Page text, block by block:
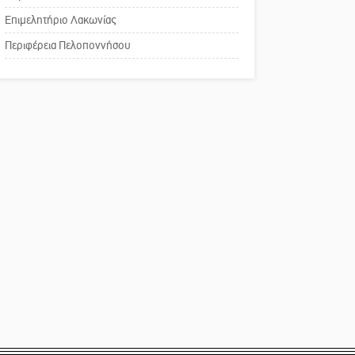
επιδοτούμενες θέσεις στο
πρόγραμμα απασχόλησης
ανέργων 55 ετών και άνω
Πού βρίσκεται το ιστορικό
κέντρο της Σπάρτης;
Επιμελητήριο Λακωνίας
Περιφέρεια Πελοποννήσου